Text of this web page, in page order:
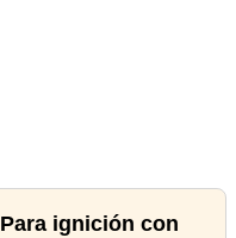
Para ignición con